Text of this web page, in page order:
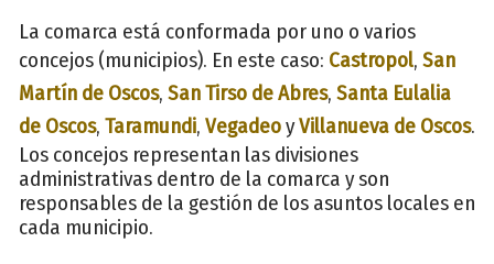
La comarca está conformada por uno o varios
concejos (municipios). En este caso: Castropol, San
Martín de Oscos, San Tirso de Abres, Santa Eulalia
de Oscos, Taramundi, VegadeoyVillanueva de Oscos.
Los concejos representan las divisiones
administrativas dentro de la comarca y son
responsables de la gestión de los asuntos locales en
cada municipio.